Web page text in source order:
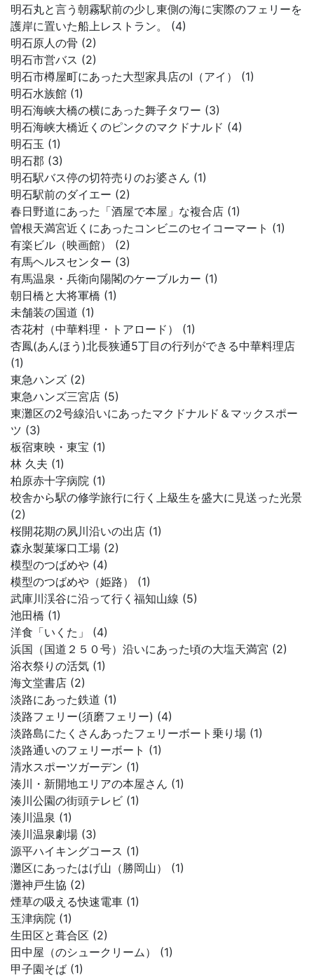
明石丸と言う朝霧駅前の少し東側の海に実際のフェリーを
護岸に置いた船上レストラン。 (4)
明石原人の骨 (2)
明石市営バス (2)
明石市樽屋町にあった大型家具店のI（アイ） (1)
明石水族館 (1)
明石海峡大橋の横にあった舞子タワー (3)
明石海峡大橋近くのピンクのマクドナルド (4)
明石玉 (1)
明石郡 (3)
明石駅バス停の切符売りのお婆さん (1)
明石駅前のダイエー (2)
春日野道にあった「酒屋で本屋」な複合店 (1)
曽根天満宮近くにあったコンビニのセイコーマート (1)
有楽ビル（映画館） (2)
有馬ヘルスセンター (3)
有馬温泉・兵衛向陽閣のケーブルカー (1)
朝日橋と大将軍橋 (1)
未舗装の国道 (1)
杏花村（中華料理・トアロード） (1)
杏鳳(あんほう)北長狭通5丁目の行列ができる中華料理店
(1)
東急ハンズ (2)
東急ハンズ三宮店 (5)
東灘区の2号線沿いにあったマクドナルド＆マックスポー
ツ (3)
板宿東映・東宝 (1)
林 久夫 (1)
柏原赤十字病院 (1)
校舎から駅の修学旅行に行く上級生を盛大に見送った光景
(2)
桜開花期の夙川沿いの出店 (1)
森永製菓塚口工場 (2)
模型のつばめや (4)
模型のつばめや（姫路） (1)
武庫川渓谷に沿って行く福知山線 (5)
池田橋 (1)
洋食「いくた」 (4)
浜国（国道２５０号）沿いにあった頃の大塩天満宮 (2)
浴衣祭りの活気 (1)
海文堂書店 (2)
淡路にあった鉄道 (1)
淡路フェリー(須磨フェリー) (4)
淡路島にたくさんあったフェリーボート乗り場 (1)
淡路通いのフェリーボート (1)
清水スポーツガーデン (1)
湊川・新開地エリアの本屋さん (1)
湊川公園の街頭テレビ (1)
湊川温泉 (1)
湊川温泉劇場 (3)
源平ハイキングコース (1)
灘区にあったはげ山（勝岡山） (1)
灘神戸生協 (2)
煙草の吸える快速電車 (1)
玉津病院 (1)
生田区と葺合区 (2)
田中屋（のシュークリーム） (1)
甲子園そば (1)